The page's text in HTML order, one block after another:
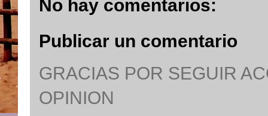
No hay comentarios:
Publicar un comentario
GRACIAS POR SEGUIR
OPINION